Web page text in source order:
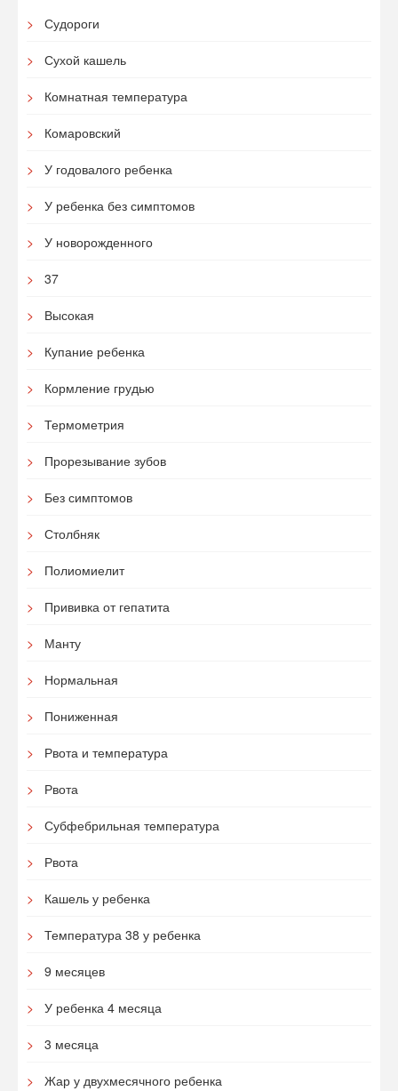
Судороги
Сухой кашель
Комнатная температура
Комаровский
У годовалого ребенка
У ребенка без симптомов
У новорожденного
37
Высокая
Купание ребенка
Кормление грудью
Термометрия
Прорезывание зубов
Без симптомов
Столбняк
Полиомиелит
Прививка от гепатита
Манту
Нормальная
Пониженная
Рвота и температура
Рвота
Субфебрильная температура
Рвота
Кашель у ребенка
Температура 38 у ребенка
9 месяцев
У ребенка 4 месяца
3 месяца
Жар у двухмесячного ребенка